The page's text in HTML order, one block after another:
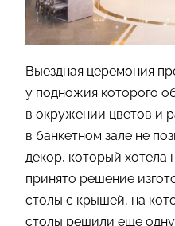
Выездная церемония
у подножия которого
в окружении цветов и
в банкетном зале не
декор, который хотела
принято решение
столы с крышей, на
столы решили еще одну